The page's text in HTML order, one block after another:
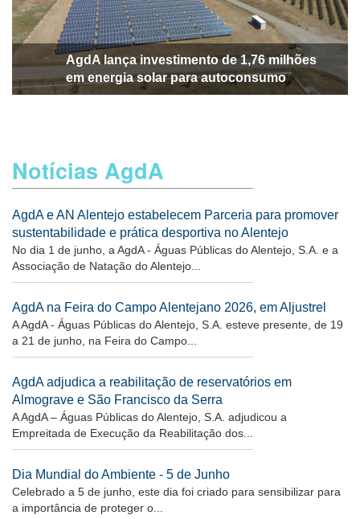
AgdA lança investimento de 1,76 milhões
em energia solar para autoconsumo
Notícias AgdA
AgdA e AN Alentejo estabelecem Parceria para promover
sustentabilidade e prática desportiva no Alentejo
No dia 1 de junho, a AgdA - Águas Públicas do Alentejo, S.A. e a
Associação de Natação do Alentejo...
AgdA na Feira do Campo Alentejano 2026, em Aljustrel
A AgdA - Águas Públicas do Alentejo, S.A. esteve presente, de 19
a 21 de junho, na Feira do Campo...
AgdA adjudica a reabilitação de reservatórios em
Almograve e São Francisco da Serra
A AgdA – Águas Públicas do Alentejo, S.A. adjudicou a
Empreitada de Execução da Reabilitação dos...
Dia Mundial do Ambiente - 5 de Junho
Celebrado a 5 de junho, este dia foi criado para sensibilizar para
a importância de proteger o...